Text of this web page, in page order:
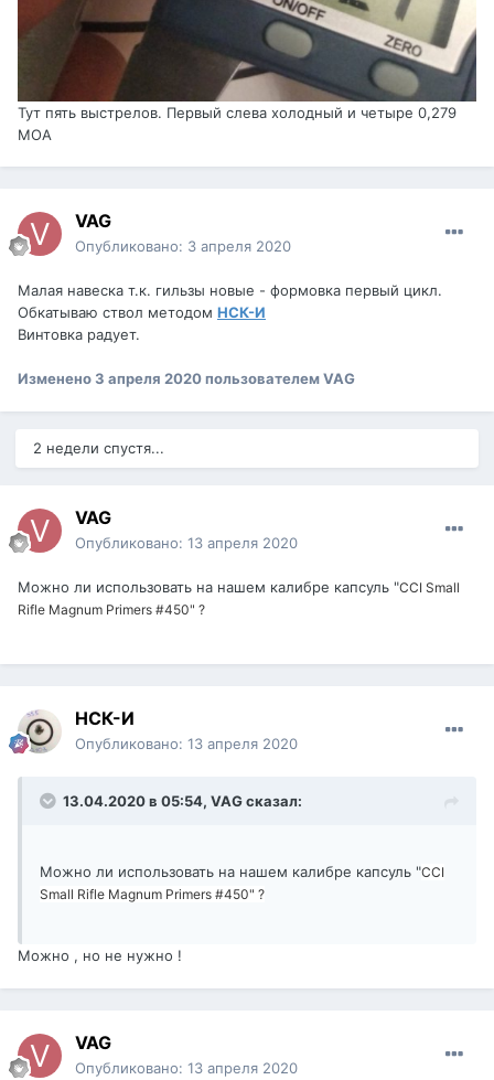
Тут пять выстрелов. Первый слева холодный и четыре 0,279
МОА
VAG
Опубликовано: 3 апреля 2020
Малая навеска т.к. гильзы новые - формовка первый цикл.
Обкатываю ствол методом НСК-И
Винтовка радует.
Изменено3 апреля 2020пользователем VAG
2 недели спустя...
VAG
Опубликовано: 13 апреля 2020
Можно ли использовать на нашем калибре капсуль "CCI Small
Rifle Magnum Primers #450" ?
НСК-И
Опубликовано: 13 апреля 2020
13.04.2020 в 05:54, VAGсказал:
Можно ли использовать на нашем калибре капсуль "CCI
Small Rifle Magnum Primers #450" ?
Можно , но не нужно !
VAG
Опубликовано: 13 апреля 2020